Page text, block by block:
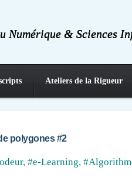
Numérique & Sciences
Ateliers de la Rigueur
polygones #2
, #e-Learning,